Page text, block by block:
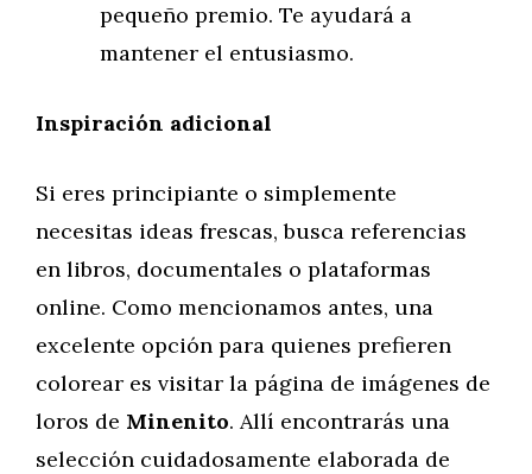
pequeño premio. Te ayudará a
mantener el entusiasmo.
Inspiración adicional
Si eres principiante o simplemente
necesitas ideas frescas, busca referencias
en libros, documentales o plataformas
online. Como mencionamos antes, una
excelente opción para quienes prefieren
colorear es visitar la página de imágenes de
loros de Minenito. Allí encontrarás una
selección cuidadosamente elaborada de